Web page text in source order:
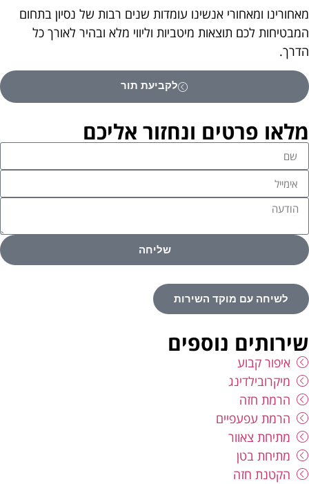
מאחורינו ומאחורי אנשינו עומדות שנים רבות של נסיון בתחום
המבטיחות לכם תוצאות מיטביות וליווי מלא ובהיר לאורך כל
הדרך.
לקביעת תור
מלאו פרטים ונחזור אליכם
שליחה
לשיחה עם מוקד השירות
שירותים נוספים
איפור קבוע
מיקרובילדינג
הרמת חזה
הרמת עפעפיים
מתיחת צאוור
מתיחת בטן
הקטנת חזה